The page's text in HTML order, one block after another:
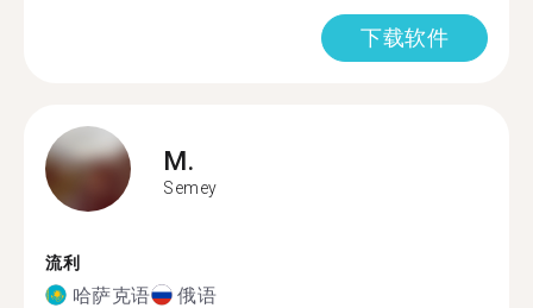
下载软件
M.
Semey
流利
哈萨克语 俄语